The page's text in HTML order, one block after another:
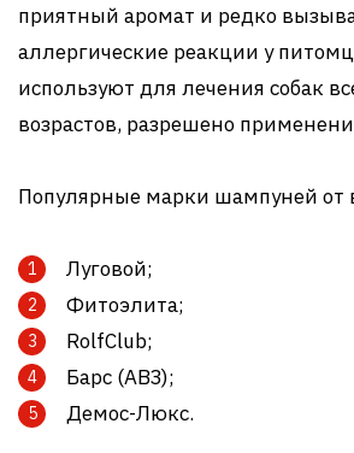
приятный аромат и редко
аллергические реакции у
используют для лечения собак
возрастов, разрешено
Популярные марки шампуней от
Луговой;
Фитоэлита;
RolfClub;
Барс (АВЗ);
Демос-Люкс.